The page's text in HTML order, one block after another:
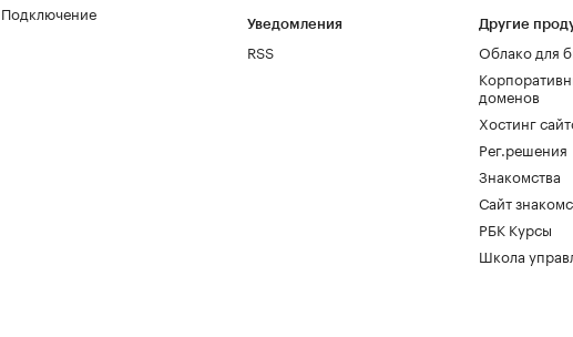
Подключение
Уведомления
RSS
Другие
Облако для
доменов
Хостинг
Рег.решения
Знакомства
Сайт
РБК Курсы
Школа